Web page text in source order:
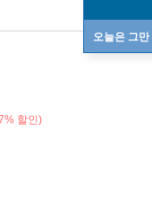
오늘은 그만
할인)